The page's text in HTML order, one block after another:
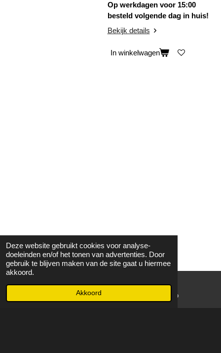
Deze website gebruikt cookies voor analyse-
doeleinden en/of het tonen van advertenties. Door
gebruik te blijven maken van de site gaat u hiermee
akkoord.
Akkoord
Op werkdagen voor 15:00
besteld volgende dag in huis!
Bekijk details
In winkelwagen
WhatsApp